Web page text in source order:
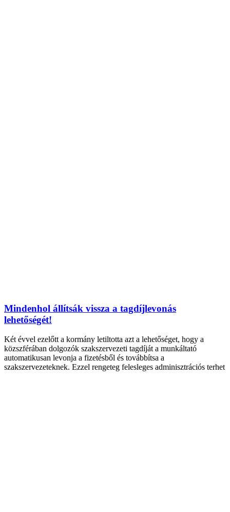
Mindenhol állítsák vissza a tagdíjlevonás
lehetőségét!
Két évvel ezelőtt a kormány letiltotta azt a lehetőséget, hogy a
közszférában dolgozók szakszervezeti tagdíját a munkáltató
automatikusan levonja a fizetésből és továbbítsa a
szakszervezeteknek. Ezzel rengeteg felesleges adminisztrációs terhet